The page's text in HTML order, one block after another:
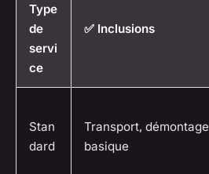
Type
de
servi
ce
✅ Inclusions
Stan
dard
Transport, démontage
basique